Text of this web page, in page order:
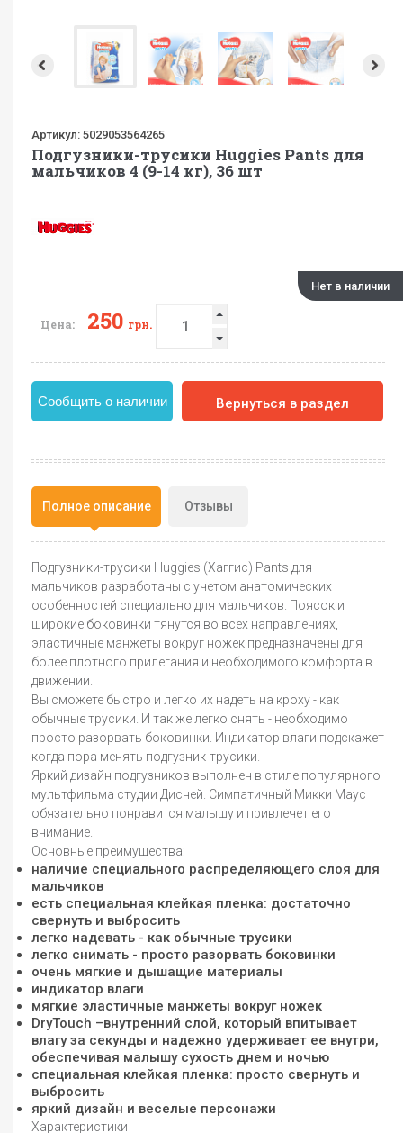
Артикул: 5029053564265
Подгузники-трусики Huggies Pants для
мальчиков 4 (9-14 кг), 36 шт
Нет в наличии
Цена: 250 грн.
Сообщить о наличии Вернуться в раздел
Полное описание Отзывы
Подгузники-трусики Huggies (Хаггис) Pants для
мальчиков разработаны с учетом анатомических
особенностей специально для мальчиков. Поясок и
широкие боковинки тянутся во всех направлениях,
эластичные манжеты вокруг ножек предназначены для
более плотного прилегания и необходимого комфорта в
движении.
Вы сможете быстро и легко их надеть на кроху - как
обычные трусики. И так же легко снять - необходимо
просто разорвать боковинки. Индикатор влаги подскажет
когда пора менять подгузник-трусики.
Яркий дизайн подгузников выполнен в стиле популярного
мультфильма студии Дисней. Симпатичный Микки Маус
обязательно понравится малышу и привлечет его
внимание.
Основные преимущества:
наличие специального распределяющего слоя для
мальчиков
есть специальная клейкая пленка: достаточно
свернуть и выбросить
легко надевать - как обычные трусики
легко снимать - просто разорвать боковинки
очень мягкие и дышащие материалы
индикатор влаги
мягкие эластичные манжеты вокруг ножек
DryTouch –внутренний слой, который впитывает
влагу за секунды и надежно удерживает ее внутри,
обеспечивая малышу сухость днем и ночью
специальная клейкая пленка: просто свернуть и
выбросить
яркий дизайн и веселые персонажи
Характеристики